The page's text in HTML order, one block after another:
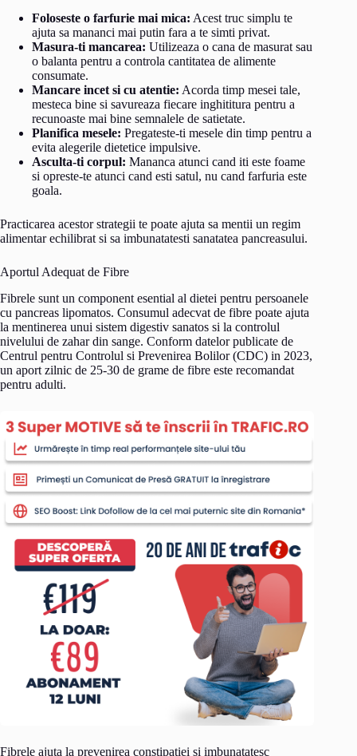
Foloseste o farfurie mai mica: Acest truc simplu te
ajuta sa mananci mai putin fara a te simti privat.
Masura-ti mancarea: Utilizeaza o cana de masurat sau
o balanta pentru a controla cantitatea de alimente
consumate.
Mancare incet si cu atentie: Acorda timp mesei tale,
mesteca bine si savureaza fiecare inghititura pentru a
recunoaste mai bine semnalele de satietate.
Planifica mesele: Pregateste-ti mesele din timp pentru a
evita alegerile dietetice impulsive.
Asculta-ti corpul: Mananca atunci cand iti este foame
si opreste-te atunci cand esti satul, nu cand farfuria este
goala.
Practicarea acestor strategii te poate ajuta sa mentii un regim
alimentar echilibrat si sa imbunatatesti sanatatea pancreasului.
Aportul Adequat de Fibre
Fibrele sunt un component esential al dietei pentru persoanele
cu pancreas lipomatos. Consumul adecvat de fibre poate ajuta
la mentinerea unui sistem digestiv sanatos si la controlul
nivelului de zahar din sange. Conform datelor publicate de
Centrul pentru Controlul si Prevenirea Bolilor (CDC) in 2023,
un aport zilnic de 25-30 de grame de fibre este recomandat
pentru adulti.
Fibrele ajuta la prevenirea constipatiei si imbunatatesc